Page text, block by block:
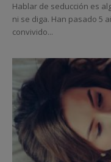
Hablar de seducción es
ni se diga. Han pasado 5
convivido...